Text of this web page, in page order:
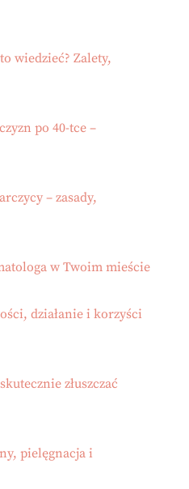
wiedzieć? Zalety,
po 40-tce –
– zasady,
w Twoim mieście
działanie i korzyści
złuszczać
pielęgnacja i